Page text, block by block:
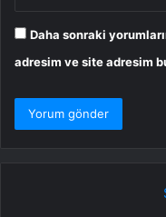
Daha sonraki
adresim ve site adresim